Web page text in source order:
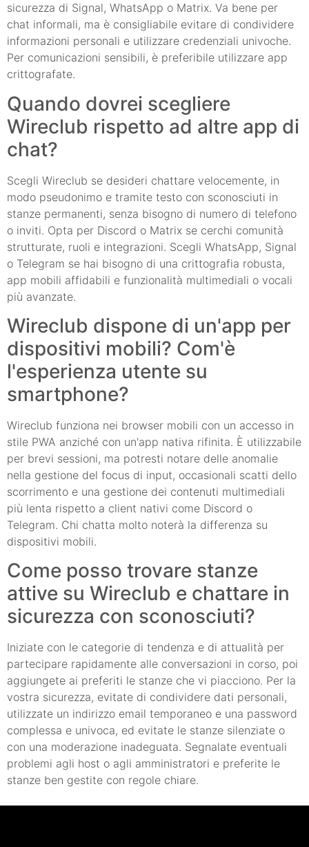
sicurezza di Signal, WhatsApp o Matrix. Va bene per
chat informali, ma è consigliabile evitare di condividere
informazioni personali e utilizzare credenziali univoche.
Per comunicazioni sensibili, è preferibile utilizzare app
crittografate.
Quando dovrei scegliere
Wireclub rispetto ad altre app di
chat?
Scegli Wireclub se desideri chattare velocemente, in
modo pseudonimo e tramite testo con sconosciuti in
stanze permanenti, senza bisogno di numero di telefono
o inviti. Opta per Discord o Matrix se cerchi comunità
strutturate, ruoli e integrazioni. Scegli WhatsApp, Signal
o Telegram se hai bisogno di una crittografia robusta,
app mobili affidabili e funzionalità multimediali o vocali
più avanzate.
Wireclub dispone di un'app per
dispositivi mobili? Com'è
l'esperienza utente su
smartphone?
Wireclub funziona nei browser mobili con un accesso in
stile PWA anziché con un'app nativa rifinita. È utilizzabile
per brevi sessioni, ma potresti notare delle anomalie
nella gestione del focus di input, occasionali scatti dello
scorrimento e una gestione dei contenuti multimediali
più lenta rispetto a client nativi come Discord o
Telegram. Chi chatta molto noterà la differenza su
dispositivi mobili.
Come posso trovare stanze
attive su Wireclub e chattare in
sicurezza con sconosciuti?
Iniziate con le categorie di tendenza e di attualità per
partecipare rapidamente alle conversazioni in corso, poi
aggiungete ai preferiti le stanze che vi piacciono. Per la
vostra sicurezza, evitate di condividere dati personali,
utilizzate un indirizzo email temporaneo e una password
complessa e univoca, ed evitate le stanze silenziate o
con una moderazione inadeguata. Segnalate eventuali
problemi agli host o agli amministratori e preferite le
stanze ben gestite con regole chiare.